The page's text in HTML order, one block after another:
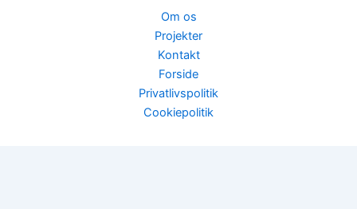
Om os
Projekter
Kontakt
Forside
Privatlivspolitik
Cookiepolitik